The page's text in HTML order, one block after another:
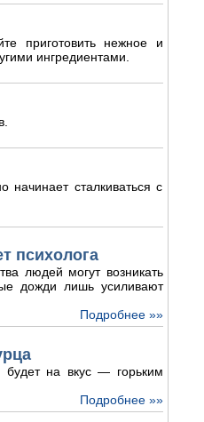
приготовить нежное и
ингредиентами.
начинает сталкиваться с
психолога
людей могут возникать
дожди лишь усиливают
Подробнее »»
будет на вкус — горьким
Подробнее »»